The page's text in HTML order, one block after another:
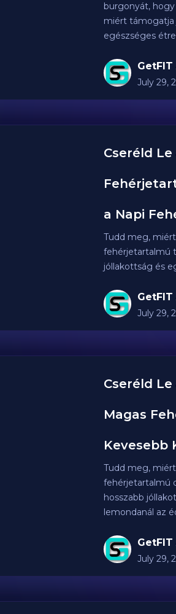
burgonyát, hogy
miért támogatja
egészséges
GetFIT
July 29,
Cseréld
a Napi
Tudd meg,
fehérjetartalmú
jóllakottság és
GetFIT
July 29,
Cseréld
Magas
Kevesebb
Tudd meg,
fehérjetartalmú
hosszabb
lemondanál az
GetFIT
July 29,